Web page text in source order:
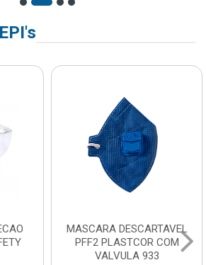
MASCARA DESCARTAVEL
PFF2 PLASTCOR COM
VALVULA 933